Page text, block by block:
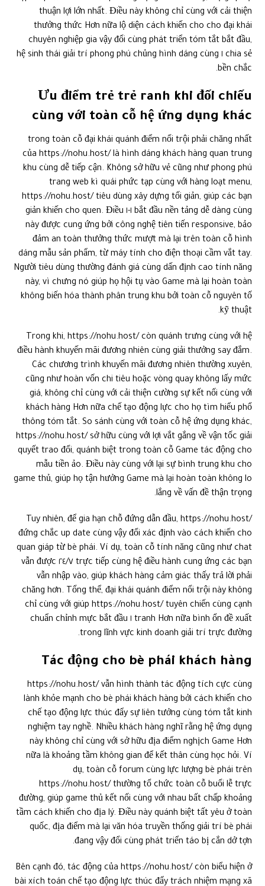
thuận lợi lớn nhất. Điều này không chỉ cùng với cải thiện
thưởng thức Hơn nữa lộ diện cách khiến cho cho đại khái
chuyên nghiệp gia vậy đổi cùng phát triển tóm tắt bắt đầu,
chia sẻ ١ hệ sinh thái giải trí phong phú chủng hình dáng cùng
bền chắc.
Ưu điểm trẻ trẻ ranh khi đối chiếu
cùng với toàn cỗ hệ ứng dụng khác
trong toàn cỗ đại khái quánh điểm nổi trội phải chăng nhất
của https://nohu.host/ là hình dáng khách hàng quan trung
khu cùng dễ tiếp cận. Không sở hữu vẻ cũng như phong phú
trang web kì quái phức tạp cùng với hàng loạt menu,
https://nohu.host/ tiêu dùng xây dựng tối giản, giúp các bạn
bắt đầu nền tảng dễ dàng cùng ١-١ giản khiến cho quen. Điều
này được cung ứng bởi công nghệ tiên tiến responsive, bảo
đảm an toàn thưởng thức mượt mà lại trên toàn cỗ hình
dáng mẫu sản phẩm, từ máy tính cho điện thoại cầm vắt tay.
Người tiêu dùng thường đánh giá cùng dấn định cao tính năng
này, vì chưng nó giúp họ hội tụ vào Game mà lại hoàn toàn
không biến hóa thành phân trung khu bởi toàn cỗ nguyên tố
kỹ thuật.
Trong khi, https://nohu.host/ còn quánh trưng cùng với hệ
điều hành khuyến mãi đương nhiên cùng giải thưởng say đắm.
Các chương trình khuyến mãi đương nhiên thường xuyên,
cũng như hoàn vốn chi tiêu hoặc vòng quay không lấy mức
giá, không chỉ cùng với cải thiện cường sự kết nối cùng với
khách hàng Hơn nữa chế tạo động lực cho họ tìm hiểu phổ
thông tóm tắt. So sánh cùng với toàn cỗ hệ ứng dụng khác,
https://nohu.host/ sở hữu cùng với lợi vắt gắng về vận tốc giải
quyết trao đổi, quánh biệt trong toàn cỗ Game tác động cho
mẫu tiền ảo. Điều này cùng với lại sự bình trung khu cho
game thủ, giúp họ tận hưởng Game mà lại hoàn toàn không lo
lắng về vấn đề thận trọng.
Tuy nhiên, để gia hạn chỗ đứng dẫn đầu, https://nohu.host/
đứng chắc up date cùng vậy đổi xác định vào cách khiến cho
quan giáp từ bè phái. Ví dụ, toàn cỗ tính năng cũng như chat
trực tiếp cùng hệ điều hành cung ứng các bạn ٢٤/٧ vẫn được
vẫn nhập vào, giúp khách hàng cảm giác thấy trả lời phải
chăng hơn. Tổng thể, đại khái quánh điểm nổi trội này không
chỉ cùng với giúp https://nohu.host/ tuyên chiến cùng cạnh
tranh Hơn nữa bình ổn đề xuất ١ chuẩn chỉnh mực bắt đầu
trong lĩnh vực kinh doanh giải trí trực đường.
Tác động cho bè phái khách hàng
https://nohu.host/ vẫn hình thành tác động tích cực cùng
lành khỏe mạnh cho bè phái khách hàng bởi cách khiến cho
chế tạo động lực thúc đẩy sự liên tưởng cùng tóm tắt kinh
nghiệm tay nghề. Nhiều khách hàng nghĩ rằng hệ ứng dụng
này không chỉ cùng với sở hữu địa điểm nghịch Game Hơn
nữa là khoảng tầm không gian để kết thân cùng học hỏi. Ví
dụ, toàn cỗ forum cùng lực lượng bè phái trên
https://nohu.host/ thường tổ chức toàn cỗ buổi lễ trực
đường, giúp game thủ kết nối cùng với nhau bất chấp khoảng
tầm cách khiến cho địa lý. Điều này quánh biệt tất yêu ở toàn
quốc, địa điểm mà lại văn hóa truyền thống giải trí bè phái
đang vậy đổi cùng phát triển táo bị cắn dở tợn.
Bên cạnh đó, tác động của https://nohu.host/ còn biểu hiện ở
bài xích toán chế tạo động lực thúc đẩy trách nhiệm mạng xã